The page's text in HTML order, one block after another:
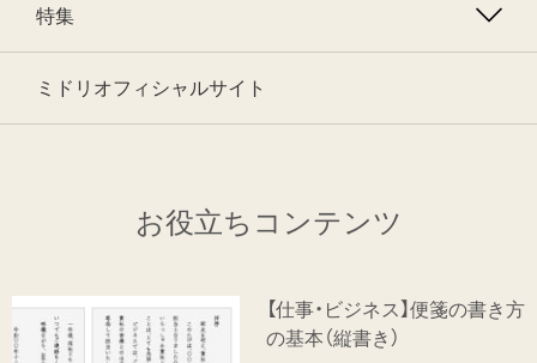
特集
ミドリオフィシャルサイト
お役立ちコンテンツ
【仕事・ビジネス】便箋の書き方
の基本（縦書き）